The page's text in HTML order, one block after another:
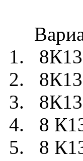
1.
2.
3.
4. 8
5. 8